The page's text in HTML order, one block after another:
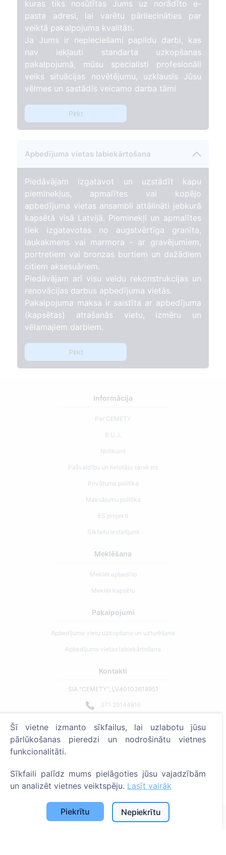
kuras tiks nosūtītas Jums uz norādīto e-
pasta adresi, lai varētu pārliecināties par
veiktā pakalpojuma kvalitāti.
Ja Jums ir nepieciešami papildu darbi, kas
nav iekļauti standarta uzkopšanas
pakalpojumā, mūsu specialisti profesionāli
veiks situācijas novētējumu, uzklausīs Jūsu
vēlmes un sastādīs veicamo darba tāmi
Pirkt
Apbedījuma vietas labiekārtošana
Piedāvājam izgatavot un uzstādīt kapu
pieminekļus, apmalītes vai kopējo
apbedījuma vietas ansambli attālināti jebkurā
kapsētā visā Latvijā. Pieminekļi un apmalītes
tiek izgatavotas no augstvērtīga granīta,
laukakmens vai marmora - ar gravējumiem,
portretiem vai bronzas burtiem un dažādiem
citiem aksesuāriem.
Piedāvājam arī visu veidu rekonstrukcijas un
renovācijas darbus apbedījuma vietās.
Pakalpojuma maksa ir saistīta ar apbedījuma
(kapsētas) atrašanās vietu, izmēru un
vēlamajiem darbiem.
Pirkt
Informācija
Par CEMETY
B.U.J.
Notikumi
Pašvaldību un lietotāju saraksts
Privātuma politika
Maksājumu politika
ES projekti
Sīkfailu iestatījumi
Meklēšana
Meklēt apbedīto
Meklēt kapsētu
Pakalpojumi
Apbedījuma vietu uzkopšana un uzturēšana
Apbedījuma vietas labiekārtošana
Kontakti
SIA "CEMETY", LV40103618951
371 29144816
Strādājam visā Latvijā!
Administratoriem
© 2013 - 2026 Cemety Visas tiesības aizsargātas
Privātuma politika un noteikumi.
Šī vietne izmanto sīkfailus, lai uzlabotu jūsu
pārlūkošanas pieredzi un nodrošinātu vietnes
funkcionalitāti.
Sīkfaili palīdz mums pielāgoties jūsu vajadzībām
un analizēt vietnes veiktspēju. Lasīt vairāk
Piekrītu Nepiekrītu